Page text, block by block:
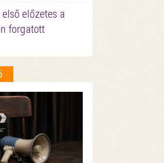
előzetes a
forgatott